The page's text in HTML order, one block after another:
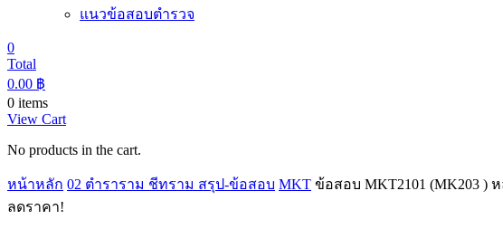
แนวข้อสอบตำรวจ
0
Total
0.00 ฿
0 items
View Cart
No products in the cart.
หน้าหลัก 02 ตำราราม ชีทราม สรุป-ข้อสอบ MKT ข้อสอบ MKT2101 (MK203 )
ลดราคา!